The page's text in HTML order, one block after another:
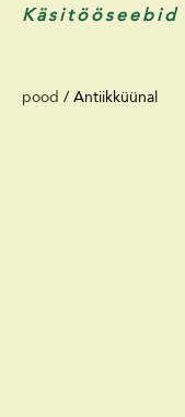
Käsitööseebid
pood / Antiikküünal